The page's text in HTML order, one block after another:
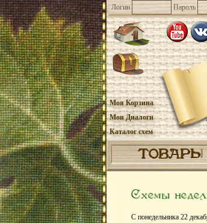
Логин Пароль
Моя Корзина
Мои Диалоги
Каталог схем
ТОВАРЫ
Схемы
С понедельника 22